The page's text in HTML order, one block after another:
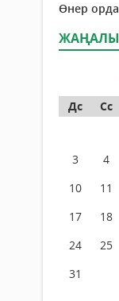
Өнер
Дс
Сс
3
4
10
11
17
18
24
25
31